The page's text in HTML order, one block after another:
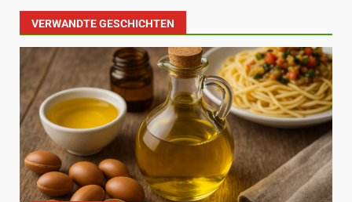
VERWANDTE GESCHICHTEN